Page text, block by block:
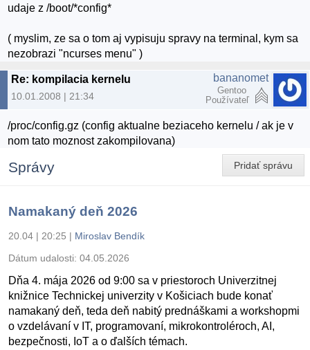
udaje z /boot/*config*
( myslim, ze sa o tom aj vypisuju spravy na terminal, kym sa
nezobrazi "ncurses menu" )
Re: kompilacia kernelu
10.01.2008 | 21:34
bananomet
Gentoo
Používateľ
/proc/config.gz (config aktualne beziaceho kernelu / ak je v
nom tato moznost zakompilovana)
Pridať správu
Správy
Namakaný deň 2026
20.04 | 20:25 | Miroslav Bendík
Dátum udalosti: 04.05.2026
Dňa 4. mája 2026 od 9:00 sa v priestoroch Univerzitnej
knižnice Technickej univerzity v Košiciach bude konať
namakaný deň, teda deň nabitý prednáškami a workshopmi
o vzdelávaní v IT, programovaní, mikrokontroléroch, AI,
bezpečnosti, IoT a o ďalších témach.